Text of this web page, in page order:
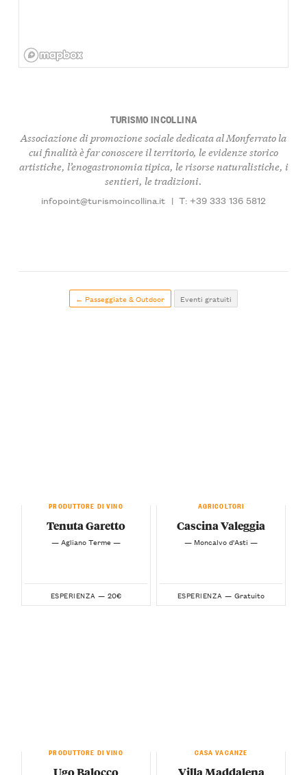
TURISMO INCOLLINA
Associazione di promozione sociale dedicata al Monferrato la
cui finalità è far conoscere il territorio, le evidenze storico
artistiche, l’enogastronomia tipica, le risorse naturalistiche, i
sentieri, le tradizioni.
infopoint@turismoincollina.it | T: +39 333 136 5812
← Passeggiate & Outdoor Eventi gratuiti
PRODUTTORE DI VINO
Tenuta Garetto
— Agliano Terme —
ESPERIENZA — 20€
AGRICOLTORI
Cascina Valeggia
— Moncalvo d'Asti —
ESPERIENZA — Gratuito
PRODUTTORE DI VINO
Ugo Balocco
CASA VACANZE
Villa Maddalena